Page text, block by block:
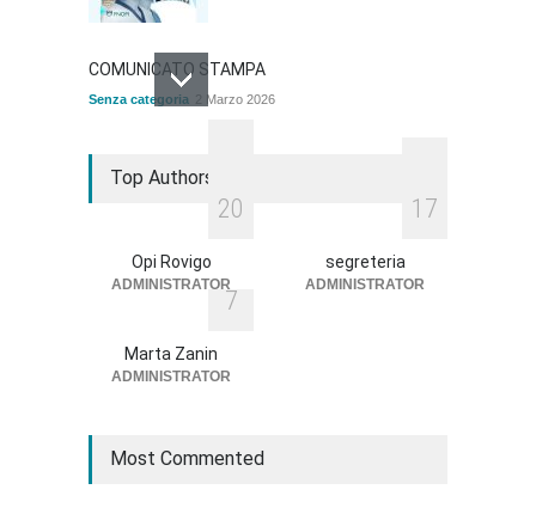
COMUNICATO STAMPA
Senza categoria 2 Marzo 2026
Senza categoria 2 Marzo 2026
BANDO DI AVVISO PUBBLICO
18 Novembre 2025
Top Authors
20
Opi Rovigo
ADMINISTRATOR
1 7
segreteria
ADMINISTRATOR
7
Marta Zanin
ADMINISTRATOR
Most Commented